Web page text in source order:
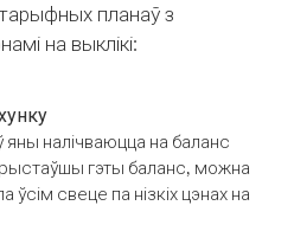
тарыфных планаў з
на выклікі:
налічваюцца на баланс
гэты баланс, можна
ўсім свеце па нізкіх цэнах на